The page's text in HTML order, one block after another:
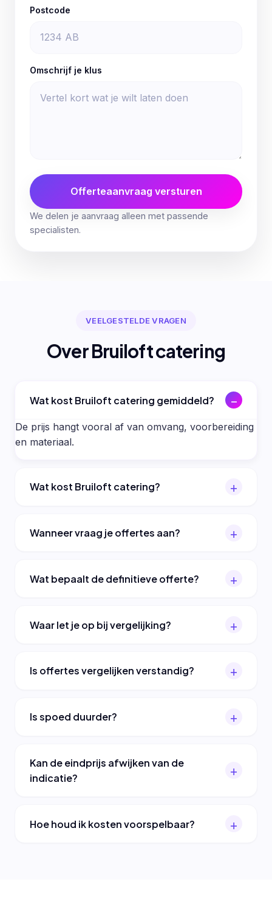
Postcode
Omschrijf je klus
Offerteaanvraag versturen
We delen je aanvraag alleen met passende
specialisten.
VEELGESTELDE VRAGEN
Over Bruiloft catering
Wat kost Bruiloft catering gemiddeld?
De prijs hangt vooral af van omvang, voorbereiding
en materiaal.
Wat kost Bruiloft catering?
Wanneer vraag je offertes aan?
Wat bepaalt de definitieve offerte?
Waar let je op bij vergelijking?
Is offertes vergelijken verstandig?
Is spoed duurder?
Kan de eindprijs afwijken van de
indicatie?
Hoe houd ik kosten voorspelbaar?